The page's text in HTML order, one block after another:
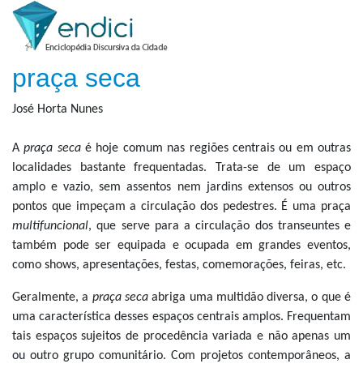
praça seca
José Horta Nunes
Apraça secaé hoje comum nas regiões centrais ou em outras
localidades bastante frequentadas. Trata-se de um espaço
amplo e vazio, sem assentos nem jardins extensos ou outros
pontos que impeçam a circulação dos pedestres. É uma praça
multifuncional, que serve para a circulação dos transeuntes e
também pode ser equipada e ocupada em grandes eventos,
como shows, apresentações, festas, comemorações, feiras, etc.
Geralmente, a praça secaabriga uma multidão diversa, o que é
uma característica desses espaços centrais amplos. Frequentam
tais espaços sujeitos de procedência variada e não apenas um
ou outro grupo comunitário. Com projetos contemporâneos, a